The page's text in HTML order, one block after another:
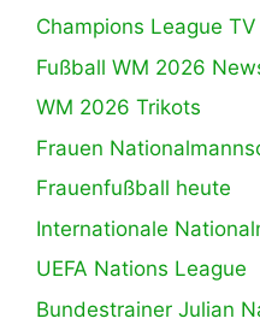
Champions League
Fußball WM 2026
WM 2026 Trikots
Frauen
Frauenfußball heute
Internationale
UEFA Nations League
Bundestrainer Julian